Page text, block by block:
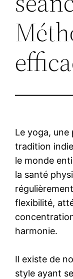
Le yoga, une
tradition
le monde
la santé
flexibilité,
harmonie.
Il existe de
style ayant